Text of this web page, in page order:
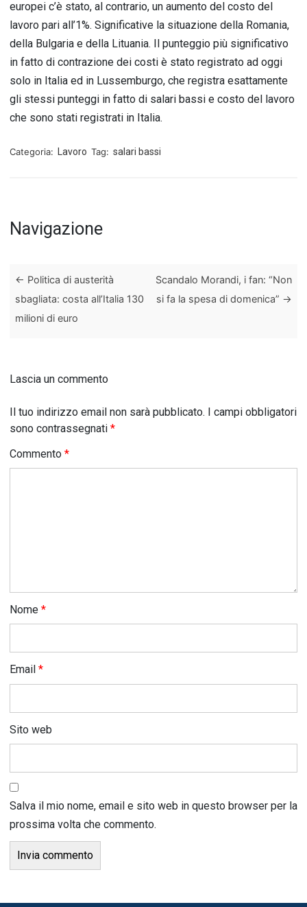
europei c’è stato, al contrario, un aumento del costo del
lavoro pari all’1%. Significative la situazione della Romania,
della Bulgaria e della Lituania. Il punteggio più significativo
in fatto di contrazione dei costi è stato registrato ad oggi
solo in Italia ed in Lussemburgo, che registra esattamente
gli stessi punteggi in fatto di salari bassi e costo del lavoro
che sono stati registrati in Italia.
Categoria: Lavoro Tag: salari bassi
Navigazione
← Politica di austerità
sbagliata: costa all’Italia 130
milioni di euro
Scandalo Morandi, i fan: “Non
si fa la spesa di domenica” →
Lascia un commento
Il tuo indirizzo email non sarà pubblicato. I campi obbligatori
sono contrassegnati *
Commento *
Nome *
Email *
Sito web
Salva il mio nome, email e sito web in questo browser per la
prossima volta che commento.